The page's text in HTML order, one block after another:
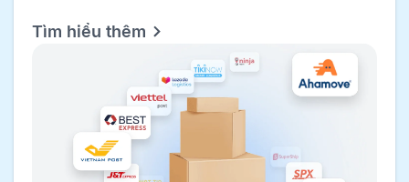
Tìm hiểu thêm